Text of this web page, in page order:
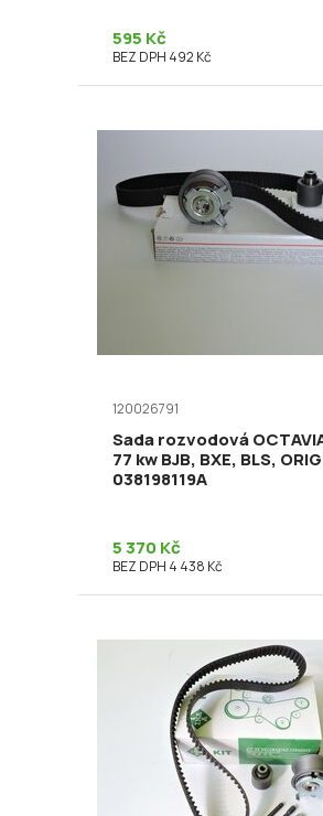
595 Kč
BEZ DPH 492 Kč
120026791
Sada rozvodová
77 kw BJB, BXE, BLS,
038198119A
5 370 Kč
BEZ DPH 4 438 Kč